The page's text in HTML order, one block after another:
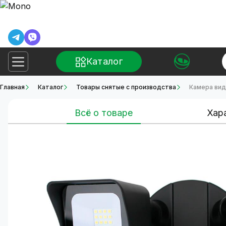
Каталог
Главная Каталог Товары снятые с производства Камера
Всё о товаре